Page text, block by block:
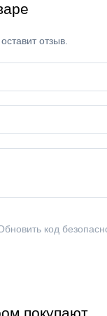
отзыв.